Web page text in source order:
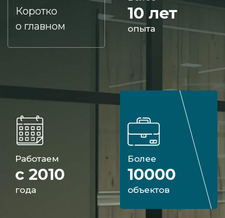
Коротко
о главном
10 лет
опыта
Работаем
с 2010
года
Более
10000
объектов